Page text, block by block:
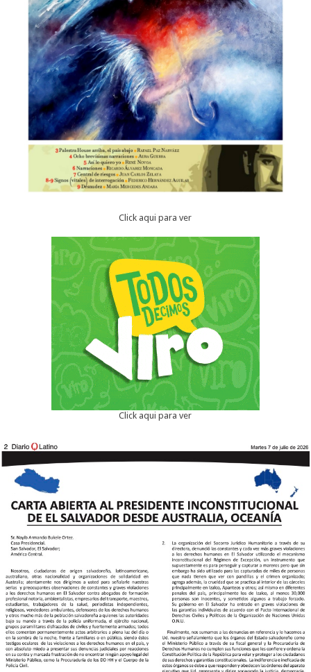
Click aqui para ver
Click aqui para ver